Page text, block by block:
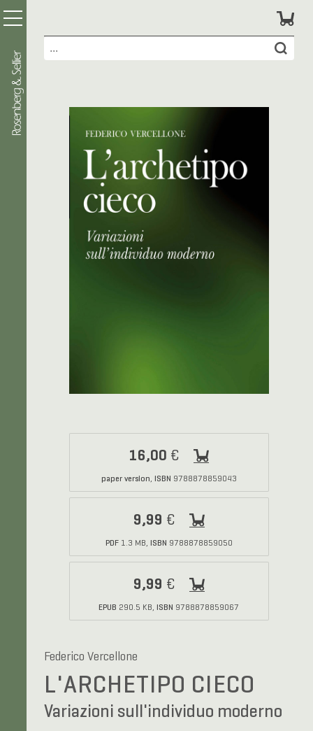
16,00 €
paper version, ISBN 9788878859043
9,99 €
PDF1.3 MB, ISBN 9788878859050
9,99 €
EPUB 290.5 KB, ISBN 9788878859067
Federico Vercellone
L'ARCHETIPO CIECO
Variazioni sull'individuo moderno